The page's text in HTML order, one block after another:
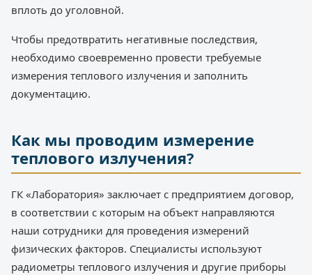
вплоть до уголовной.
Чтобы предотвратить негативные последствия,
необходимо своевременно провести требуемые
измерения теплового излучения и заполнить
документацию.
Как мы проводим измерение
теплового излучения?
ГК «Лаборатория» заключает с предприятием договор,
в соответствии с которым на объект направляются
наши сотрудники для проведения измерений
физических факторов. Специалисты используют
радиометры теплового излучения и другие приборы